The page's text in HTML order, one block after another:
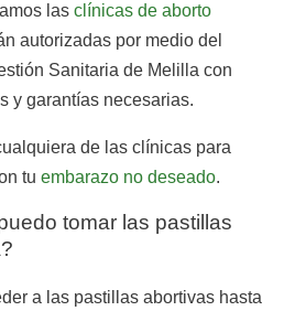
las clínicas de aborto
autorizadas por medio del
Sanitaria de Melilla con
y garantías necesarias.
de las clínicas para
tu embarazo no deseado.
tomar las pastillas
a las pastillas abortivas hasta